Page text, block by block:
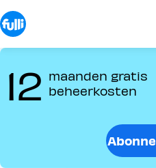
Overslaan
en
naar
de
gaan
12 maanden gratis
beheerkosten